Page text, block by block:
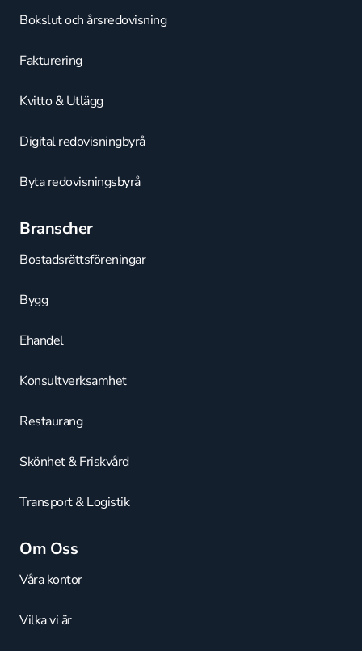
Bokslut och årsredovisning
Fakturering
Kvitto & Utlägg
Digital redovisningbyrå
Byta redovisningsbyrå
Branscher
Bostadsrättsföreningar
Bygg
Ehandel
Konsultverksamhet
Restaurang
Skönhet & Friskvård
Transport & Logistik
Om Oss
Våra kontor
Vilka vi är